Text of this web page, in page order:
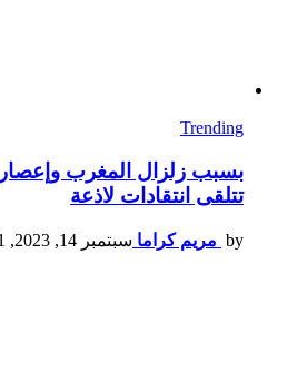
Trending
بسبب زلزال المغرب
تتلقى انتقادات لاذعة
by مريم كراما سبتمبر 14, 2023, 5:51 م